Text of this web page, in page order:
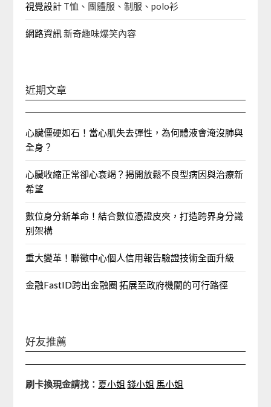
視覺設計 T恤、團體服、制服、polo衫
網路資訊 新奇趣味爆笑內容
近期文章
心臟僵硬如石！當心肌失去彈性，為何體液會淹沒肺與
全身？
心臟收縮正常卻心衰竭？揭開放鬆不良型病因與治療新
希望
數位身分新革命！結合數位憑證皮夾，打造跨界身分識
別架構
重大變革！聯徵中心個人信用報告驗證技術全面升級
金融FastID跨出金融圈 拓展至政府機關的可行路徑
好友推薦
刷卡換現金請找： 夏小姐 錢小姐 馬小姐